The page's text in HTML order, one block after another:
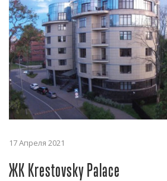
17 Апреля 2021
ЖК Krestovsky Palace